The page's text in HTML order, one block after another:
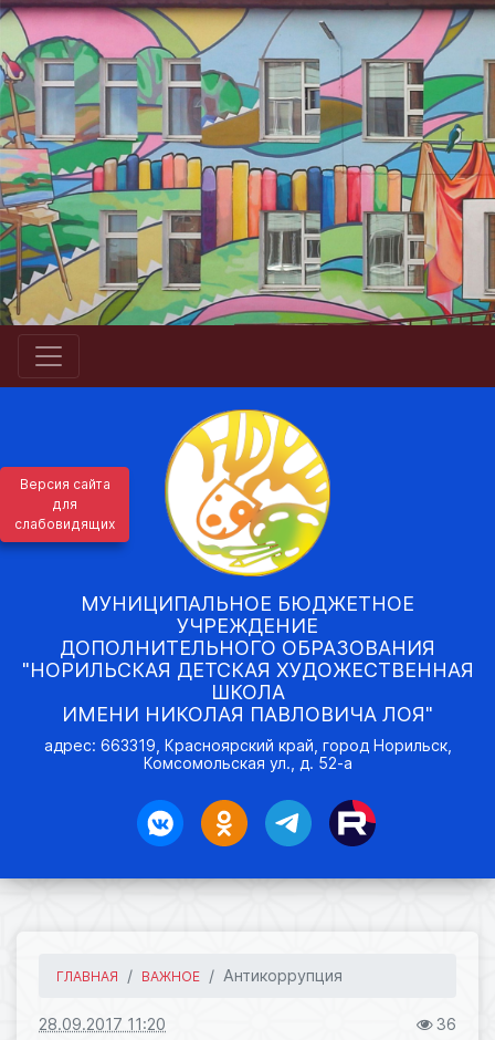
Версия сайта
для
слабовидящих
МУНИЦИПАЛЬНОЕ БЮДЖЕТНОЕ
УЧРЕЖДЕНИЕ
ДОПОЛНИТЕЛЬНОГО ОБРАЗОВАНИЯ
"НОРИЛЬСКАЯ ДЕТСКАЯ ХУДОЖЕСТВЕННАЯ
ШКОЛА
ИМЕНИ НИКОЛАЯ ПАВЛОВИЧА ЛОЯ"
адрес: 663319, Красноярский край, город Норильск,
Комсомольская ул., д. 52-а
ГЛАВНАЯ ВАЖНОЕ Антикоррупция
28.09.2017 11:20 36